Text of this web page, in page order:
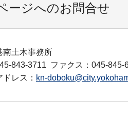
ージへのお問合せ
南土木事務所
843-3711 ファクス：045-845-
ドレス： kn-